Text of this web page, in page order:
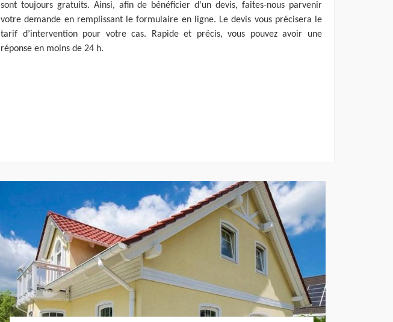
sont toujours gratuits. Ainsi, afin de bénéficier d'un devis, faites-nous parvenir
votre demande en remplissant le formulaire en ligne. Le devis vous précisera le
tarif d’intervention pour votre cas. Rapide et précis, vous pouvez avoir une
réponse en moins de 24 h.